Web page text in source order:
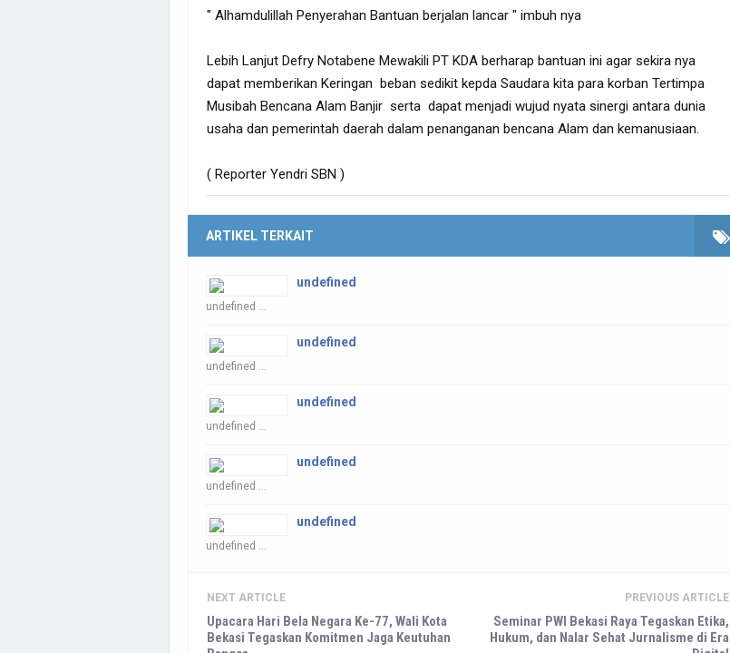
" Alhamdulillah Penyerahan Bantuan berjalan lancar " imbuh nya
Lebih Lanjut Defry Notabene Mewakili PT KDA berharap bantuan ini agar sekira nya
dapat memberikan Keringan beban sedikit kepda Saudara kita para korban Tertimpa
Musibah Bencana Alam Banjir serta dapat menjadi wujud nyata sinergi antara dunia
usaha dan pemerintah daerah dalam penanganan bencana Alam dan kemanusiaan.
( Reporter Yendri SBN )
ARTIKEL TERKAIT
undefined
undefined ...
undefined
undefined ...
undefined
undefined ...
undefined
undefined ...
undefined
undefined ...
NEXT ARTICLE
Upacara Hari Bela Negara Ke-77, Wali Kota
Bekasi Tegaskan Komitmen Jaga Keutuhan
PREVIOUS ARTICLE
Seminar PWI Bekasi Raya Tegaskan Etika,
Hukum, dan Nalar Sehat Jurnalisme di Era